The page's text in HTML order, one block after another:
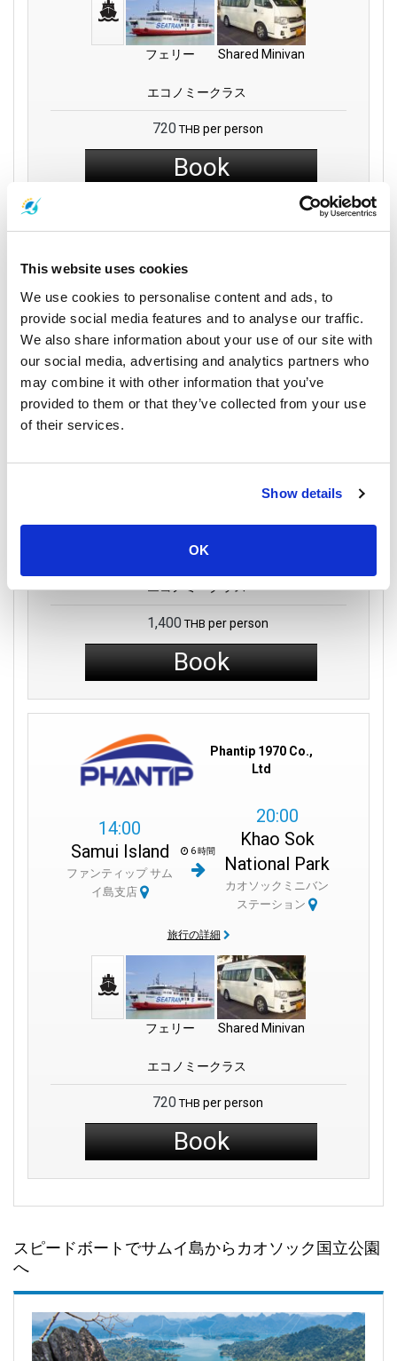
This website uses cookies
We use cookies to personalise content and ads, to
provide social media features and to analyse our traffic.
We also share information about your use of our site with
our social media, advertising and analytics partners who
may combine it with other information that you’ve
provided to them or that they’ve collected from your use
of their services.
Show details
OK
フェリー Shared Minivan
エコノミークラス
720 THB per person
Book
Songserm Express Boat
13:10
Samui Island
ナトン桟橋
5 時間
20 分
18:30
Khao Sok
National Park
カオソックミニバン
Speed Boat
エコノミークラス
1,400 THB per person
Book
Phantip 1970 Co.,
Ltd
14:00
Samui Island
ファンティップ サム
イ島支店
6 時間
20:00
Khao Sok
National Park
カオソックミニバン
ステーション
旅行の詳細
フェリー Shared Minivan
エコノミークラス
720 THB per person
Book
スピードボートでサムイ島からカオソック国立公園
へ